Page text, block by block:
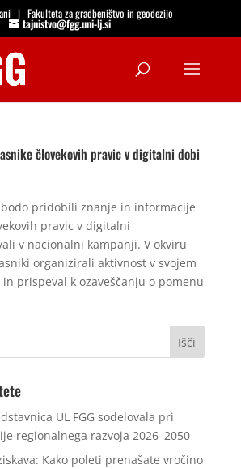
|Fakulteta za gradbeništvo in geodezijo
tajnistvo@fgg.uni-lj.si
človekovih pravic v digitalni dobi
pridobili znanje in informacije
pravic v digitalni
v nacionalni kampanji. V okviru
organizirali aktivnost v svojem
prispeval k ozaveščanju o pomenu
UL FGG sodelovala pri
regionalnega razvoja 2026–2050
Kako poleti prenašate vročino